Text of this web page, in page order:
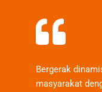
Bergerak
masyarakat